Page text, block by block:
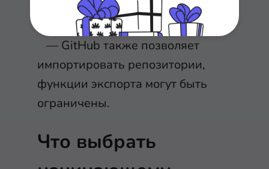
платформ.
— GitHub также позволяет
импортировать репозитории,
функции экспорта могут быть
ограничены.
Что выбрать